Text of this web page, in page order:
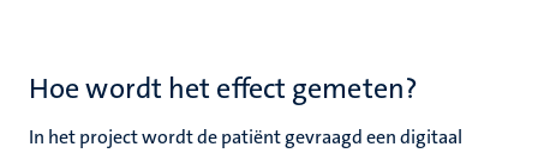
Hoe wordt het effect gemeten?
In het project wordt de patiënt gevraagd een digitaal